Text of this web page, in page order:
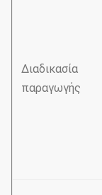
Διαδικασία
παραγωγής